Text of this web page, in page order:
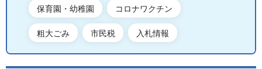
保育園・幼稚園 コロナワクチン
粗大ごみ 市民税 入札情報